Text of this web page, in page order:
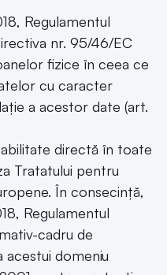
Regulamentul
nr. 95/46/EC
fizice în ceea ce
cu caracter
a acestor date (art.
directă în toate
Tratatului pentru
În consecință,
Regulamentul
cadru de
domeniu